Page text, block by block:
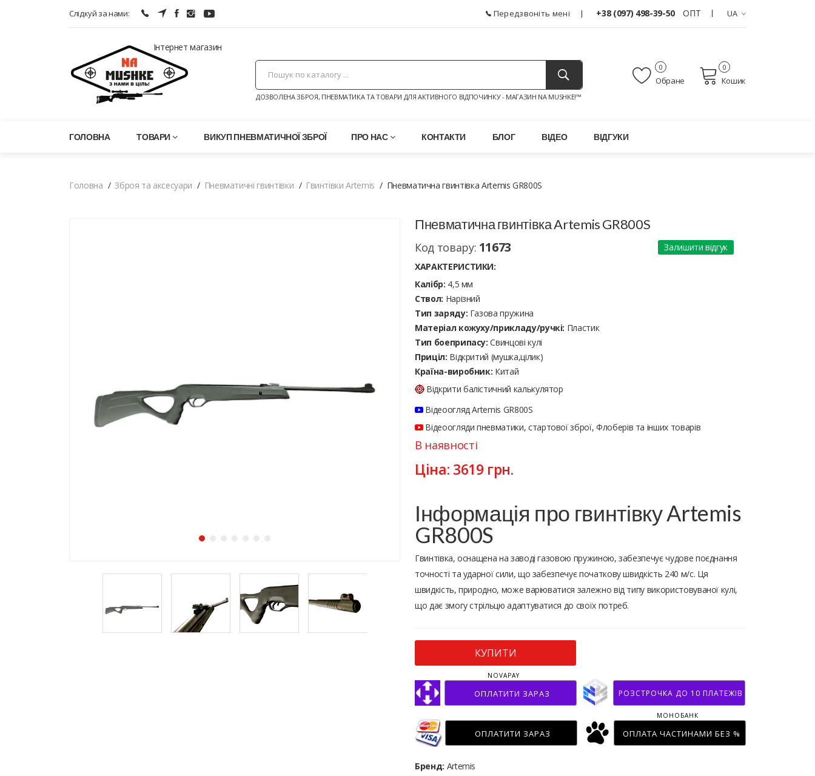
Слідкуй за нами: Передзвоніть мені +38 (097) 498-39-50 ОПТ UA
Інтернет магазин
ДОЗВОЛЕНА ЗБРОЯ, ПНЕВМАТИКА ТА ТОВАРИ ДЛЯ АКТИВНОГО ВІДПОЧИНКУ - МАГАЗИН NA MUSHKE!™
Обране
0
Кошик
0
ГОЛОВНА ТОВАРИ ВИКУП ПНЕВМАТИЧНОЇ ЗБРОЇ ПРО НАС КОНТАКТИ БЛОГ ВІДЕО ВІДГУКИ
Головна Зброя та аксесуари Пневматичні гвинтівки Гвинтівки Artemis Пневматична гвинтівка Artemis GR800S
Пневматична гвинтівка Artemis GR800S
Код товару: 11673
Залишити відгук
ХАРАКТЕРИСТИКИ:
Калібр: 4,5 мм
Ствол: Нарізний
Тип заряду: Газова пружина
Матеріал кожуху/прикладу/ручкі: Пластик
Тип боеприпасу: Cвинцові кулі
Приціл: Відкритий (мушка,цілик)
Країна-виробник: Китай
Відкрити балістичний калькулятор
Відеоогляд Artemis GR800S
Відеоогляди пневматики, стартової зброї, Флоберів та інших товарів
В наявності
Ціна: 3619 грн.
Інформація про гвинтівку Artemis
GR800S
Гвинтівка, оснащена на заводі газовою пружиною, забезпечує чудове поєднання
точності та ударної сили, що забезпечує початкову швидкість 240 м/с. Ця
швидкість, природно, може варіюватися залежно від типу використовуваної кулі,
що дає змогу стрільцю адаптуватися до своїх потреб.
КУПИТИ
ОПЛАТИТИ ЗАРАЗ
NOVAPAY
РОЗСТРОЧКА ДО 10 ПЛАТЕЖІВ
ОПЛАТИТИ ЗАРАЗ ОПЛАТА ЧАСТИНАМИ БЕЗ %
МОНОБАНК
Бренд: Artemis